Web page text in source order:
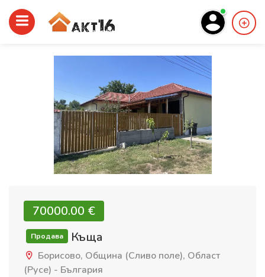
70000.00 €‎
Продава Къща
Борисово, Община (Сливо поле), Област
(Русе) - България